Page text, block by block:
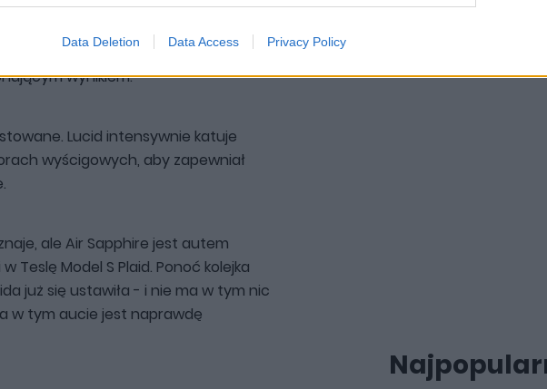
Data Deletion Data Access Privacy Policy
km/h ma tutaj zajmować 2 sekundy
Prędkość maksymalna to z kolei 330
wynikiem.
Lucid intensywnie katuje
wyścigowych, aby zapewniał
ale Air Sapphire jest autem
Teslę Model S Plaid. Ponoć kolejka
już się ustawiła - i nie ma w tym nic
w tym aucie jest naprawdę